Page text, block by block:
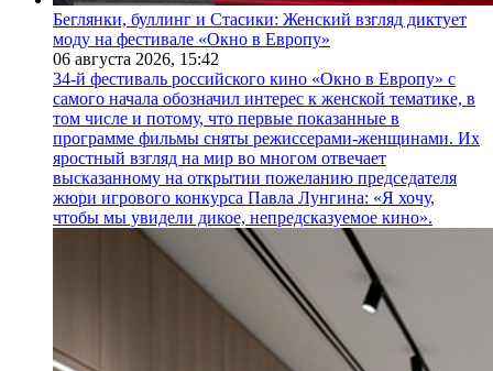
Беглянки, буллинг и Стасики: Женский взгляд диктует
моду на фестивале «Окно в Европу»
06 августа 2026, 15:42
34-й фестиваль российского кино «Окно в Европу» с
самого начала обозначил интерес к женской тематике, в
том числе и потому, что первые показанные в
программе фильмы сняты режиссерами-женщинами. Их
яростный взгляд на мир во многом отвечает
высказанному на открытии пожеланию председателя
жюри игрового конкурса Павла Лунгина: «Я хочу,
чтобы мы увидели дикое, непредсказуемое кино».